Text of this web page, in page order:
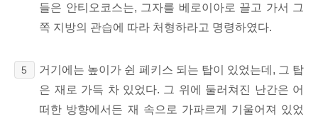
들은 안티오코스는, 그자를 베로이아로 끌고 가서 그
쪽 지방의 관습에 따라 처형하라고 명령하였다.
5 거기에는 높이가 쉰 페키스 되는 탑이 있었는데, 그 탑
은 재로 가득 차 있었다. 그 위에 둘러쳐진 난간은 어
떠한 방향에서든 재 속으로 가파르게 기울어져 있었